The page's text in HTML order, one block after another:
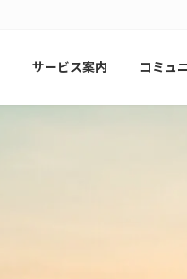
サービス案内 コミュ